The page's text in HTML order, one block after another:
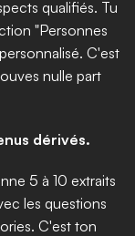
qualifiés. Tu
"Personnes
C'est
nulle part
dérivés.
5 à 10 extraits
les questions
C'est ton